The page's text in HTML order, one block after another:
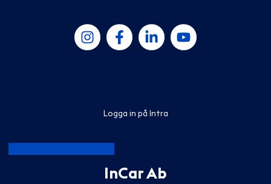
Logga in på Intra
InCar Ab